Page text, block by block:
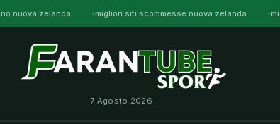
nuova zelanda migliori siti scommesse nuova zelanda
7 Agosto 2026